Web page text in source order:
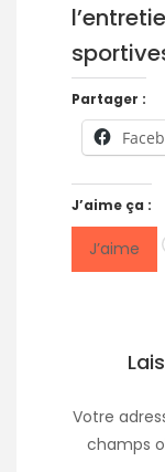
Partager :
J’aime ça :
J’aime
Votre
champs